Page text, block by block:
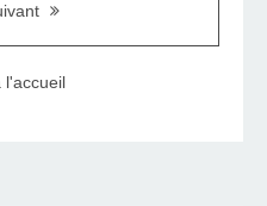
l'accueil